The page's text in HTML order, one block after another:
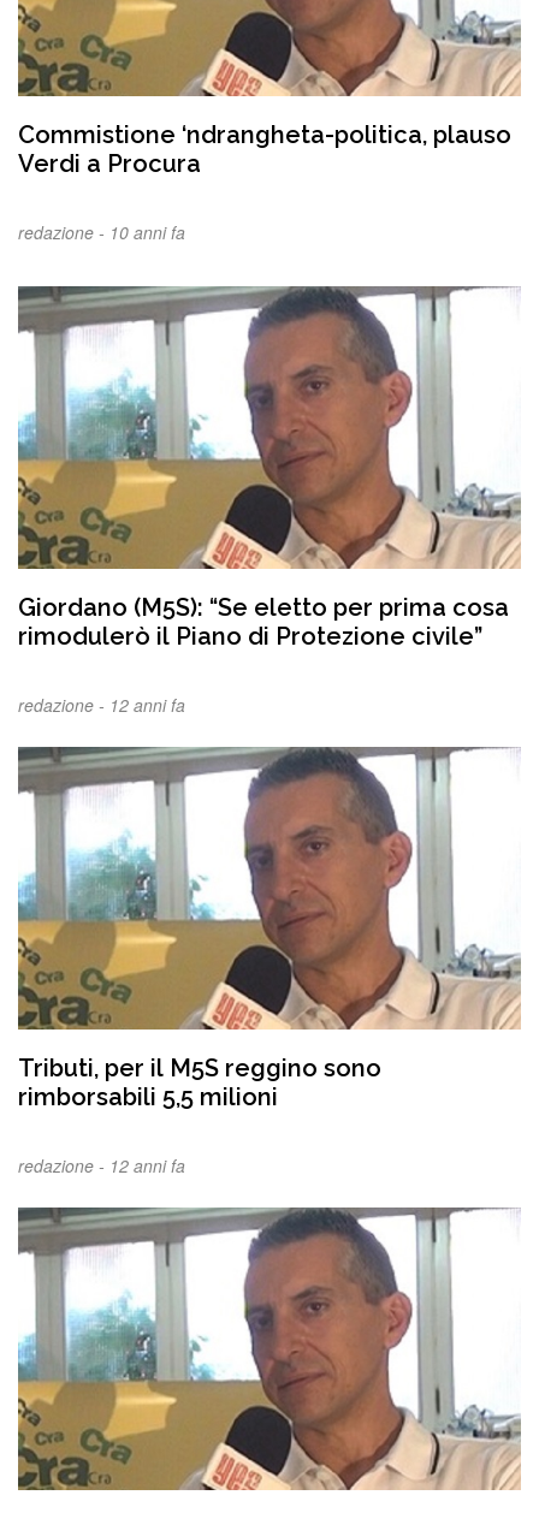
Commistione ‘ndrangheta-politica, plauso
Verdi a Procura
redazione - 10 anni fa
Giordano (M5S): “Se eletto per prima cosa
rimodulerò il Piano di Protezione civile”
redazione - 12 anni fa
Tributi, per il M5S reggino sono
rimborsabili 5,5 milioni
redazione - 12 anni fa